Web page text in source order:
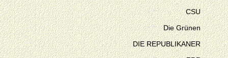
CSU
Die Grünen
DIE REPUBLIKANER